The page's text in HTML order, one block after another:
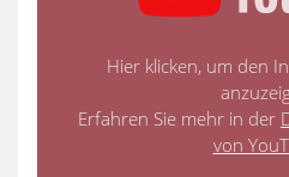
Hier klicken, um den
Erfahren Sie mehr in der
von